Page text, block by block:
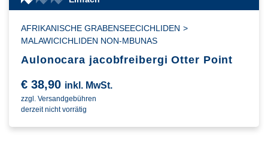
AFRIKANISCHE GRABENSEECICHLIDEN >
MALAWICICHLIDEN NON-MBUNAS
Aulonocara jacobfreibergi Otter Point
€ 38,90 inkl. MwSt.
zzgl. Versandgebühren
derzeit nicht vorrätig